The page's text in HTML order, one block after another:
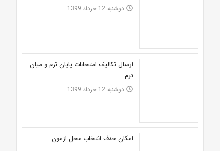
access_time دوشنبه 12 خرداد 1399
ارسال تکالیف امتحانات پایان ترم و میان
ترم...
access_time دوشنبه 12 خرداد 1399
امکان حذف انتخاب محل ازمون ...